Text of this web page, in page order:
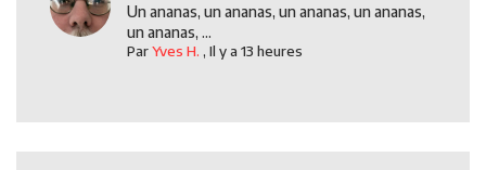
Un ananas, un ananas, un ananas, un ananas,
un ananas, ...
ParYves H. ,Il y a 13 heures